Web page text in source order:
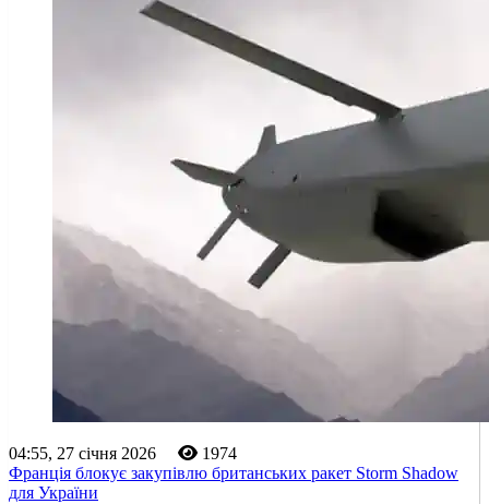
04:55, 27 січня 2026
1974
Франція блокує закупівлю британських ракет Storm Shadow
для України